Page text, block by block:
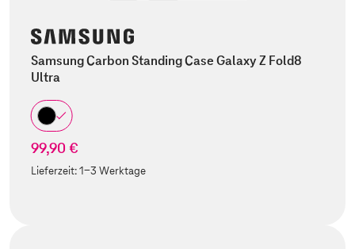
Samsung Carbon Standing Case Galaxy Z Fold8
Ultra
99,90 €
Lieferzeit:1-3 Werktage